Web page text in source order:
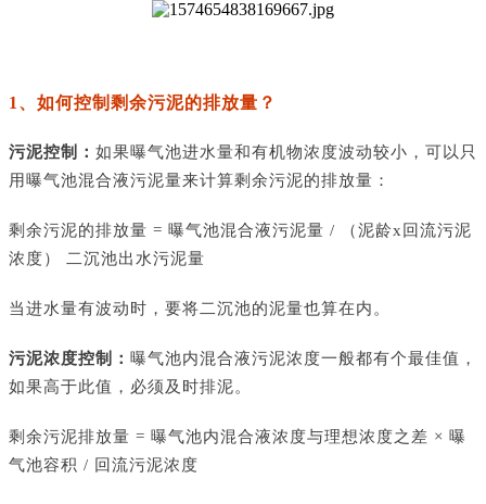
1、如何控制剩余污泥的排放量？
污泥控制： 如果曝气池进水量和有机物浓度波动较小，可以只
用曝气池混合液污泥量来计算剩余污泥的排放量：
剩余污泥的排放量 = 曝气池混合液污泥量 / （泥龄x回流污泥
浓度） 二沉池出水污泥量
当进水量有波动时，要将二沉池的泥量也算在内。
污泥浓度控制： 曝气池内混合液污泥浓度一般都有个最佳值，
如果高于此值，必须及时排泥。
剩余污泥排放量 = 曝气池内混合液浓度与理想浓度之差 × 曝
气池容积 / 回流污泥浓度